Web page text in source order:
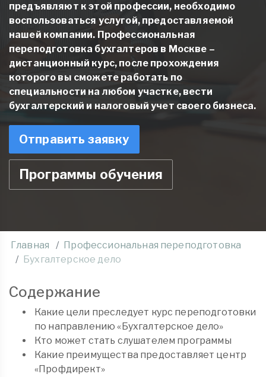
предъявляют к этой профессии, необходимо
воспользоваться услугой, предоставляемой
нашей компании. Профессиональная
переподготовка бухгалтеров в Москве –
дистанционный курс, после прохождения
которого вы сможете работать по
специальности на любом участке, вести
бухгалтерский и налоговый учет своего бизнеса.
Отправить заявку
Программы обучения
Главная
Профессиональная переподготовка
Бухгалтерское дело
Содержание
Какие цели преследует курс переподготовки
по направлению «Бухгалтерское дело»
Кто может стать слушателем программы
Какие преимущества предоставляет центр
«Профдирект»